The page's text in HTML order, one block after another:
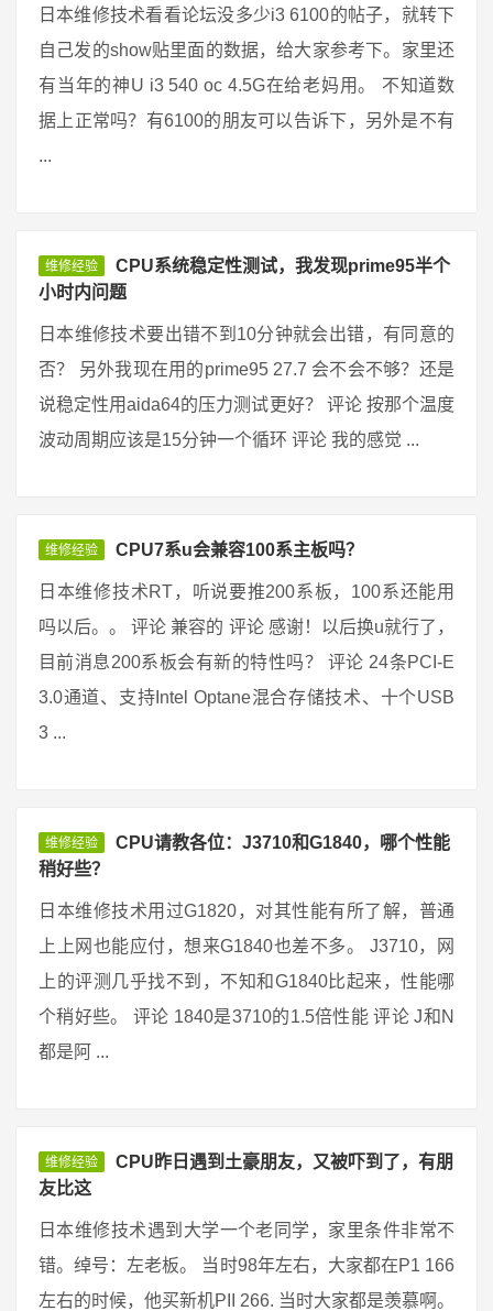
日本维修技术看看论坛没多少i3 6100的帖子，就转下
自己发的show贴里面的数据，给大家参考下。家里还
有当年的神U i3 540 oc 4.5G在给老妈用。 不知道数
据上正常吗？有6100的朋友可以告诉下，另外是不有
...
维修经验
CPU系统稳定性测试，我发现prime95半个
小时内问题
日本维修技术要出错不到10分钟就会出错，有同意的
否？ 另外我现在用的prime95 27.7 会不会不够？还是
说稳定性用aida64的压力测试更好？ 评论 按那个温度
波动周期应该是15分钟一个循环 评论 我的感觉 ...
维修经验 CPU7系u会兼容100系主板吗？
日本维修技术RT，听说要推200系板，100系还能用
吗以后。。 评论 兼容的 评论 感谢！以后换u就行了，
目前消息200系板会有新的特性吗？ 评论 24条PCI-E
3.0通道、支持Intel Optane混合存储技术、十个USB
3 ...
维修经验
CPU请教各位：J3710和G1840，哪个性能
稍好些？
日本维修技术用过G1820，对其性能有所了解，普通
上上网也能应付，想来G1840也差不多。 J3710，网
上的评测几乎找不到，不知和G1840比起来，性能哪
个稍好些。 评论 1840是3710的1.5倍性能 评论 J和N
都是阿 ...
维修经验
CPU昨日遇到土豪朋友，又被吓到了，有朋
友比这
日本维修技术遇到大学一个老同学，家里条件非常不
错。绰号：左老板。 当时98年左右，大家都在P1 166
左右的时候，他买新机PII 266. 当时大家都是羡慕啊。